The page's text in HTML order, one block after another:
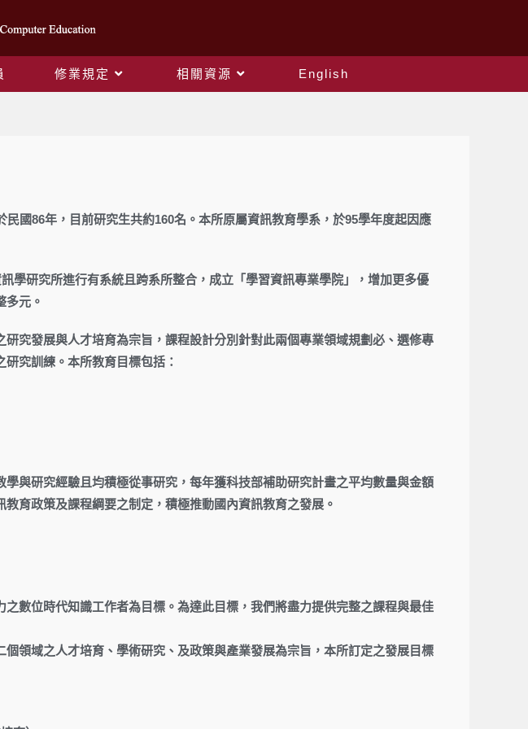
修業規定 相關資源
English
國86年，目前研究生共約160名。本所原屬資訊教育學系，於95學年度起因應
學研究所進行有系統且跨系所整合，成立「學習資訊專業學院」，增加更多優
多元。
究發展與人才培育為宗旨，課程設計分別針對此兩個專業領域規劃必、選修專
究訓練。本所教育目標包括：
與研究經驗且均積極從事研究，每年獲科技部補助研究計畫之平均數量與金額
育政策及課程綱要之制定，積極推動國內資訊教育之發展。
數位時代知識工作者為目標。為達此目標，我們將盡力提供完整之課程與最佳
領域之人才培育、學術研究、及政策與產業發展為宗旨，本所訂定之發展目標